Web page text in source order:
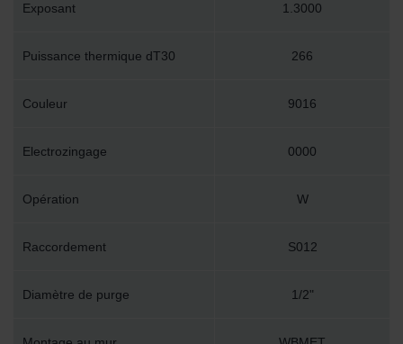
Exposant 1.3000
Puissance thermique dT30 266
Couleur 9016
Electrozingage 0000
Opération W
Raccordement S012
Diamètre de purge 1/2"